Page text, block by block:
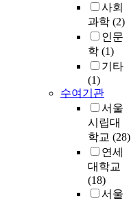
사회
과학 (2)
인문
학 (1)
기타
(1)
수여기관
서울
시립대
학교 (28)
연세
대학교
(18)
서울